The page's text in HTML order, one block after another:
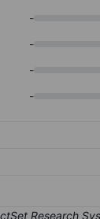
-
-
-
-